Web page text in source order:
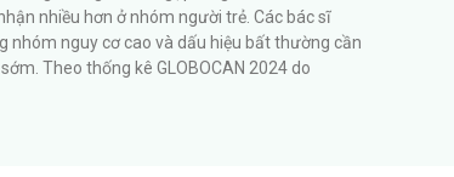
nhiều hơn ở nhóm người trẻ. Các bác sĩ
nhóm nguy cơ cao và dấu hiệu bất thường cần
Theo thống kê GLOBOCAN 2024 do